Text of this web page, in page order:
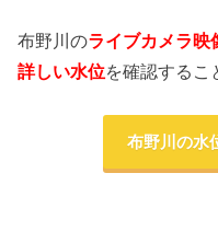
布野川のライブカメラ映
詳しい水位を確認するこ
布野川の水